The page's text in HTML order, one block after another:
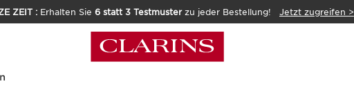
ZEIT : Erhalten Sie 6 statt 3 Testmusterzu jeder Bestellung!
Jetzt zugreifen >